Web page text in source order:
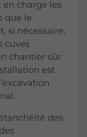
charge les
que le
si nécessaire,
cuves
chantier sûr
est
des